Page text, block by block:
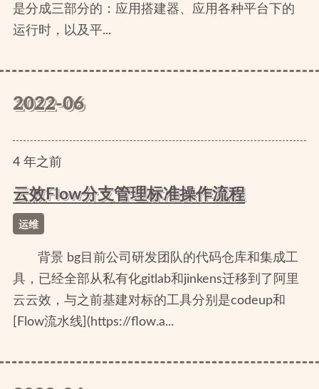
是分成三部分的：应用搭建器、应用各种平台下的
运行时，以及平...
2022-06
4年之前
云效Flow分支管理标准操作流程
运维
背景 bg目前公司研发团队的代码仓库和集成工
具，已经全部从私有化gitlab和jinkens迁移到了阿里
云云效，与之前基建对标的工具分别是codeup和
[Flow流水线](https://flow.a...